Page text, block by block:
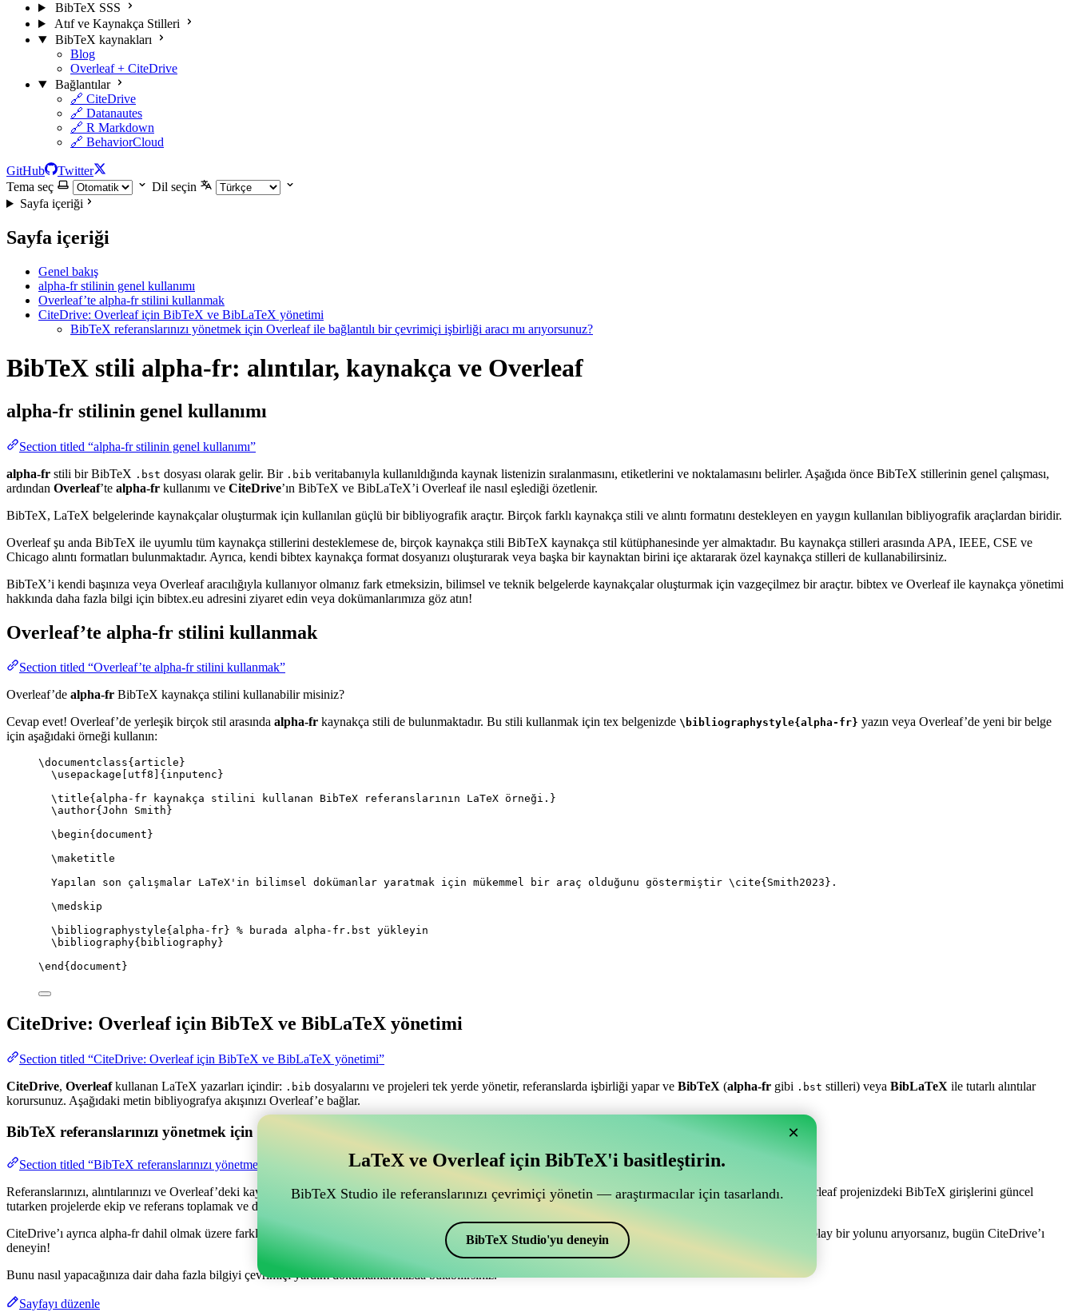
BibTeX SSS
Atıf ve Kaynakça Stilleri
BibTeX kaynakları
Blog
Overleaf + CiteDrive
Bağlantılar
🔗 CiteDrive
🔗 Datanautes
🔗 R Markdown
🔗 BehaviorCloud
GitHub
Twitter
Tema seç
Dil seçin
Sayfa içeriği
Sayfa içeriği
Genel bakış
alpha-fr stilinin genel kullanımı
Overleaf’te alpha-fr stilini kullanmak
CiteDrive: Overleaf için BibTeX ve BibLaTeX yönetimi
BibTeX referanslarınızı yönetmek için Overleaf ile bağlantılı bir çevrimiçi işbirliği aracı mı arıyorsunuz?
BibTeX stili alpha-fr: alıntılar, kaynakça ve Overleaf
alpha-fr stilinin genel kullanımı
Section titled “alpha-fr stilinin genel kullanımı”
alpha-fr stili bir BibTeX .bst dosyası olarak gelir. Bir .bib veritabanıyla kullanıldığında kaynak listenizin sıralanmasını, etiketlerini ve noktalamasını belirler. Aşağıda önce BibTeX stillerinin genel çalışması,
ardından Overleaf’te alpha-fr kullanımı ve CiteDrive’ın BibTeX ve BibLaTeX’i Overleaf ile nasıl eşlediği özetlenir.
BibTeX, LaTeX belgelerinde kaynakçalar oluşturmak için kullanılan güçlü bir bibliyografik araçtır. Birçok farklı kaynakça stili ve alıntı formatını destekleyen en yaygın kullanılan bibliyografik araçlardan biridir.
Overleaf şu anda BibTeX ile uyumlu tüm kaynakça stillerini desteklemese de, birçok kaynakça stili BibTeX kaynakça stil kütüphanesinde yer almaktadır. Bu kaynakça stilleri arasında APA, IEEE, CSE ve
Chicago alıntı formatları bulunmaktadır. Ayrıca, kendi bibtex kaynakça format dosyanızı oluşturarak veya başka bir kaynaktan birini içe aktararak özel kaynakça stilleri de kullanabilirsiniz.
BibTeX’i kendi başınıza veya Overleaf aracılığıyla kullanıyor olmanız fark etmeksizin, bilimsel ve teknik belgelerde kaynakçalar oluşturmak için vazgeçilmez bir araçtır. bibtex ve Overleaf ile kaynakça yönetimi
hakkında daha fazla bilgi için bibtex.eu adresini ziyaret edin veya dokümanlarımıza göz atın!
Overleaf’te alpha-fr stilini kullanmak
Section titled “Overleaf’te alpha-fr stilini kullanmak”
Overleaf’de alpha-fr BibTeX kaynakça stilini kullanabilir misiniz?
Cevap evet! Overleaf’de yerleşik birçok stil arasında alpha-fr kaynakça stili de bulunmaktadır. Bu stili kullanmak için tex belgenizde \bibliographystyle{alpha-fr} yazın veya Overleaf’de yeni bir belge
için aşağıdaki örneği kullanın:
\documentclass{ article }
\usepackage
utf8 ]{ inputenc }
\title{alpha-fr kaynakça stilini kullanan BibTeX referanslarının LaTeX örneği.}
\author{John Smith}
\begin{ document }
\maketitle
Yapılan son çalışmalar LaTeX'in bilimsel dokümanlar yaratmak için mükemmel bir araç olduğunu göstermiştir \cite{ Smith2023 }.
\medskip
\bibliographystyle{alpha-fr} % burada alpha-fr.bst yükleyin
\bibliography{bibliography}
\end { document }
CiteDrive: Overleaf için BibTeX ve BibLaTeX yönetimi
Section titled “CiteDrive: Overleaf için BibTeX ve BibLaTeX yönetimi”
CiteDrive, Overleafkullanan LaTeX yazarları içindir: .bib dosyalarını ve projeleri tek yerde yönetir, referanslarda işbirliği yapar ve BibTeX (alpha-fr gibi .bst stilleri) veya BibLaTeX ile tutarlı alıntılar
korursunuz. Aşağıdaki metin bibliyografya akışınızı Overleaf’e bağlar.
BibTeX referanslarınızı yönetmek için Overleaf ile bağlantılı bir çevrimiçi işbirliği aracı mı arıyorsunuz?
Section titled “BibTeX referanslarınızı yönetmek için Overleaf ile bağlantılı bir çevrimiçi işbirliği aracı mı arıyorsunuz?”
Referanslarınızı, alıntılarınızı ve Overleaf’deki kaynakçanızı yönetmeye yardımcı olacak bir çevrimiçi araç arıyorsanız, CiteDrive tam size göre olabilir! Sizi Overleaf projenizdeki BibTeX girişlerini güncel
tutarken projelerde ekip ve referans toplamak ve düzenlemek için olanak sağlar.
CiteDrive’ı ayrıca alpha-fr dahil olmak üzere farklı stillerde kaynakçalar ve alıntılar oluşturmak için de kullanabilirsiniz. Overleaf’de kaynakçanızı yönetmenin kolay bir yolunu arıyorsanız, bugün CiteDrive’ı
deneyin!
Bunu nasıl yapacağınıza dair daha fazla bilgiyi çevrimiçi yardım dokümanlarımızda bulabilirsiniz.
Sayfayı düzenle
×
LaTeX ve Overleaf için BibTeX'i basitleştirin.
BibTeX Studio ile referanslarınızı çevrimiçi yönetin — araştırmacılar için tasarlandı.
BibTeX Studio'yu deneyin